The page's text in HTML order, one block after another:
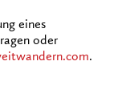
eines
oder
.